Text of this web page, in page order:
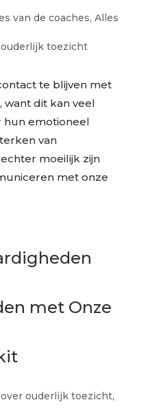
van de coaches, Alles
toezicht
te blijven met
dit kan veel
hun emotioneel
van
moeilijk zijn
met onze
met Onze
ouderlijk toezicht,